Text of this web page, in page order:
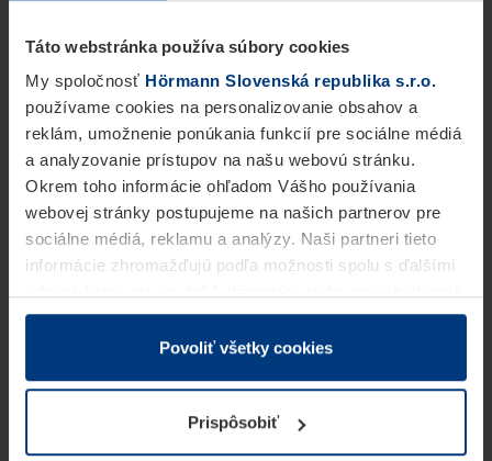
Táto webstránka používa súbory cookies
My spoločnosť Hörmann Slovenská republika s.r.o.
používame cookies na personalizovanie obsahov a
reklám, umožnenie ponúkania funkcií pre sociálne médiá
a analyzovanie prístupov na našu webovú stránku.
Okrem toho informácie ohľadom Vášho používania
webovej stránky postupujeme na našich partnerov pre
sociálne médiá, reklamu a analýzy. Naši partneri tieto
informácie zhromažďujú podľa možnosti spolu s ďalšími
v rámci Vášho využívania služieb.
Z právneho hľadiska môžeme cookies ukladať na Vašom
prevádzku tejto stránky. Pre všetky ostatné typy cookie
potrebujeme Vaše povolenie. Vaše povolenie môžete
kedykoľvek zmeniť alebo odvolať vo vysvetlení cookie
Povoliť všetky cookies
Prispôsobiť